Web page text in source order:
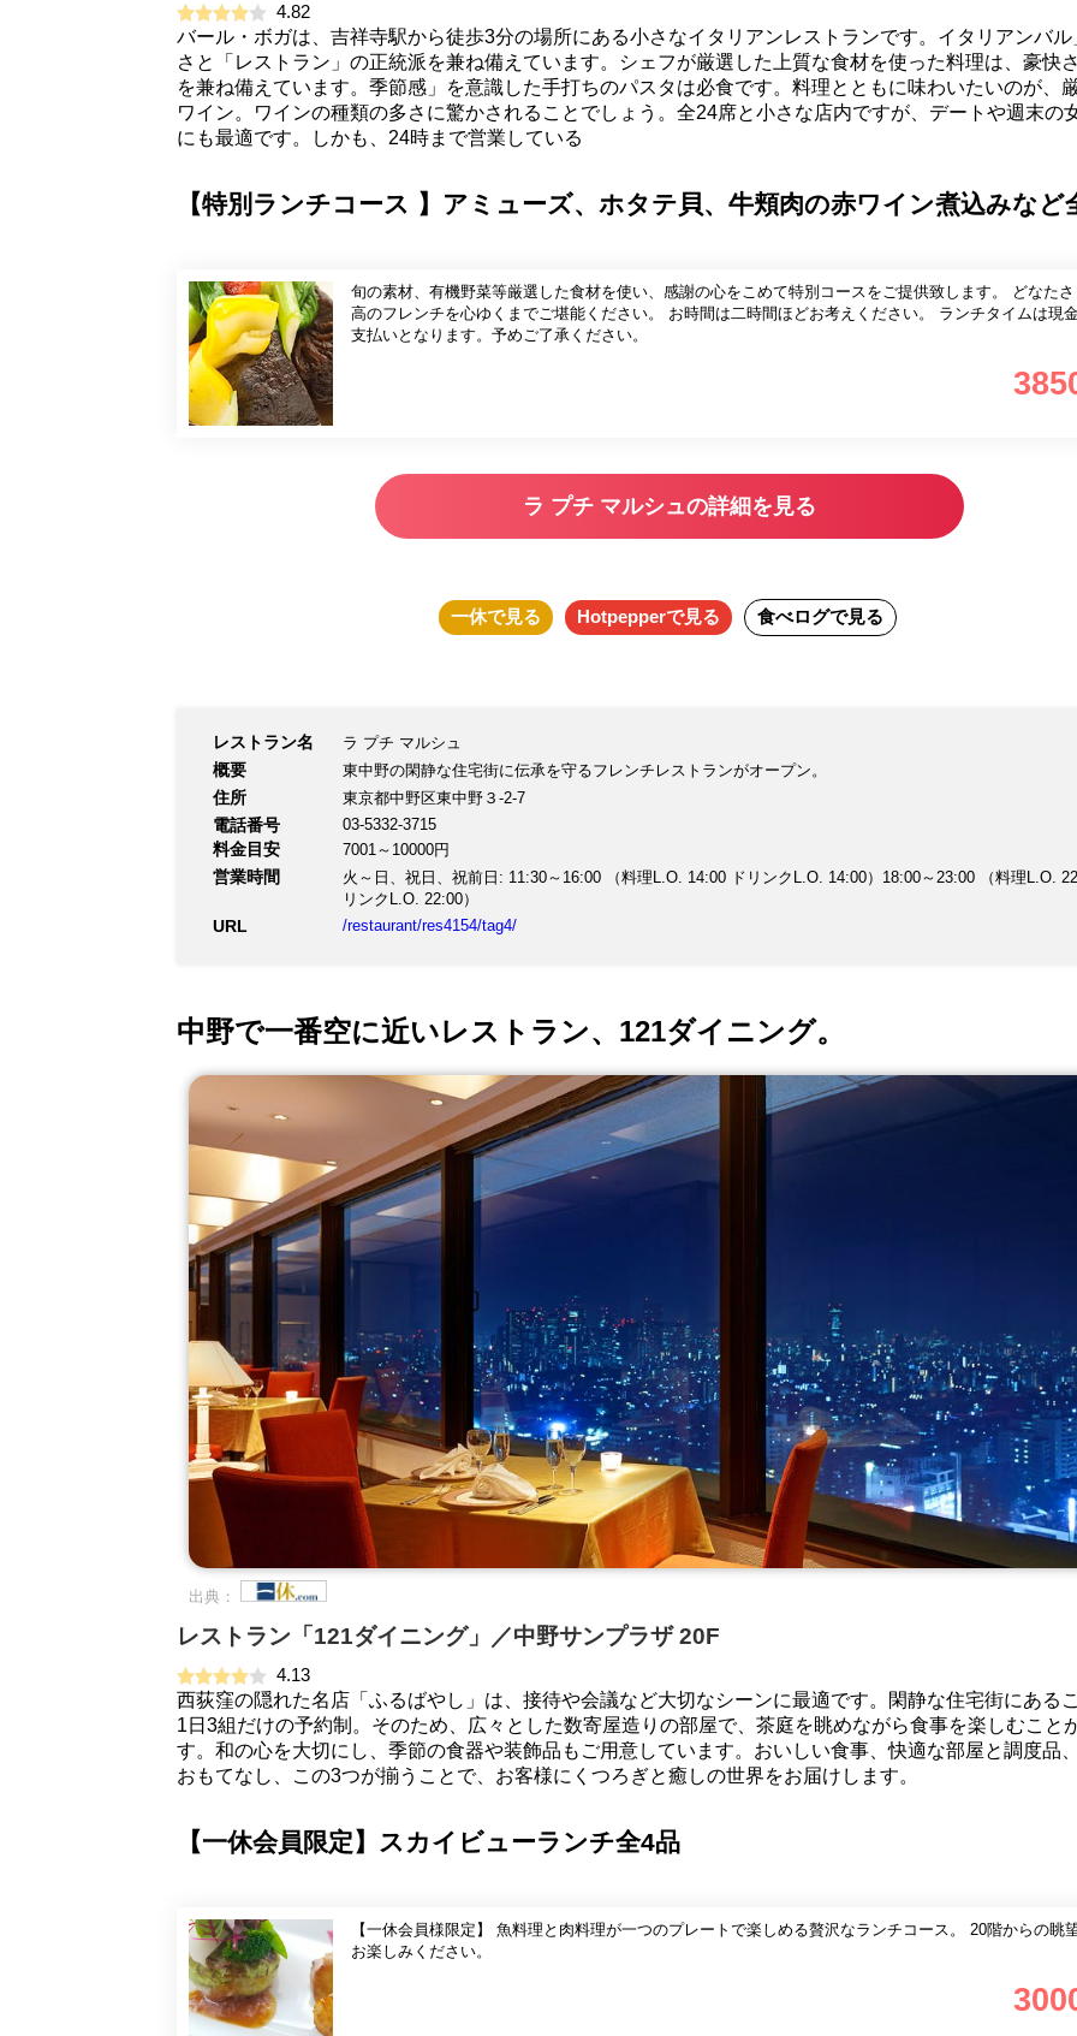
4.82
バール・ボガは、吉祥寺駅から徒歩3分の場所にある小さなイタリアンレストランです。イタリアンバル
さと「レストラン」の正統派を兼ね備えています。シェフが厳選した上質な食材を使った料理は、豪快
を兼ね備えています。季節感」を意識した手打ちのパスタは必食です。料理とともに味わいたいのが、
ワイン。ワインの種類の多さに驚かされることでしょう。全24席と小さな店内ですが、デートや週末の
にも最適です。しかも、24時まで営業している
【特別ランチコース 】アミューズ、ホタテ貝、牛頬肉の赤ワイン煮込みなど
旬の素材、有機野菜等厳選した食材を使い、感謝の心をこめて特別コースをご提供致します。 どなた
高のフレンチを心ゆくまでご堪能ください。 お時間は二時間ほどお考えください。 ランチタイムは現金のみのお
支払いとなります。予めご了承ください。
ラ プチ マルシュの詳細を見る
一休で見る Hotpepperで見る 食べログで見る
レストラン名 ラ プチ マルシュ
概要 東中野の閑静な住宅街に伝承を守るフレンチレストランがオープン。
住所 東京都中野区東中野３-2-7
電話番号 03-5332-3715
料金目安 7001～10000円
営業時間
火～日、祝日、祝前日: 11:30～16:00 （料理L.O. 14:00 ドリンクL.O. 14:00）18:00～23:00 （料理L.O.
リンクL.O. 22:00）
URL /restaurant/res4154/tag4/
中野で一番空に近いレストラン、121ダイニング。
出典：
レストラン「121ダイニング」／中野サンプラザ 20F
4.13
西荻窪の隠れた名店「ふるばやし」は、接待や会議など大切なシーンに最適です。閑静な住宅街にあるこ
1日3組だけの予約制。そのため、広々とした数寄屋造りの部屋で、茶庭を眺めながら食事を楽しむこと
す。和の心を大切にし、季節の食器や装飾品もご用意しています。おいしい食事、快適な部屋と調度品
おもてなし、この3つが揃うことで、お客様にくつろぎと癒しの世界をお届けします。
【一休会員限定】スカイビューランチ全4品
【一休会員様限定】 魚料理と肉料理が一つのプレートで楽しめる贅沢なランチコース。 20階からの眺
お楽しみください。